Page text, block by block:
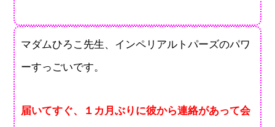
マダムひろこ先生、インペリアルトパーズのパワ
ーすっごいです。
届いてすぐ、１カ月ぶりに彼から連絡があって会